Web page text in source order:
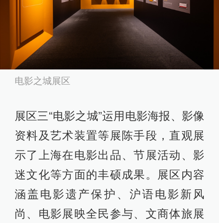
电影之城展区
展区三“电影之城”运用电影海报、影像
资料及艺术装置等展陈手段，直观展
示了上海在电影出品、节展活动、影
迷文化等方面的丰硕成果。展区内容
涵盖电影遗产保护、沪语电影新风
尚、电影展映全民参与、文商体旅展